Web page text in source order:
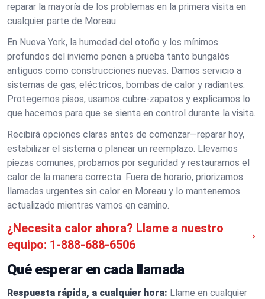
reparar la mayoría de los problemas en la primera visita en
cualquier parte de Moreau.
En Nueva York, la humedad del otoño y los mínimos
profundos del invierno ponen a prueba tanto bungalós
antiguos como construcciones nuevas. Damos servicio a
sistemas de gas, eléctricos, bombas de calor y radiantes.
Protegemos pisos, usamos cubre-zapatos y explicamos lo
que hacemos para que se sienta en control durante la visita.
Recibirá opciones claras antes de comenzar—reparar hoy,
estabilizar el sistema o planear un reemplazo. Llevamos
piezas comunes, probamos por seguridad y restauramos el
calor de la manera correcta. Fuera de horario, priorizamos
llamadas urgentes sin calor en Moreau y lo mantenemos
actualizado mientras vamos en camino.
¿Necesita calor ahora? Llame a nuestro
equipo: 1-888-688-6506
Qué esperar en cada llamada
Respuesta rápida, a cualquier hora: Llame en cualquier